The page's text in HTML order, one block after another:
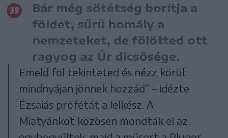
Bár még sötétség borítja a
földet, sűrű homály a
nemzeteket, de fölötted ott
ragyog az Úr dicsősége.
Emeld föl tekinteted és nézz körül:
mindnyájan jönnek hozzád” – idézte
Ézsaiás prófétát a lelkész. A
Miatyánkot közösen mondták el az